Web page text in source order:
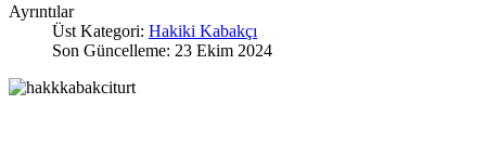
Ayrıntılar
Üst Kategori: Hakiki Kabakçı
Son Güncelleme: 23 Ekim 2024